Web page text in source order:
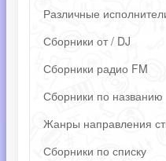
Различные
Сборники от / DJ
Сборники радио FM
Сборники по названию
Жанры направления
Сборники по списку